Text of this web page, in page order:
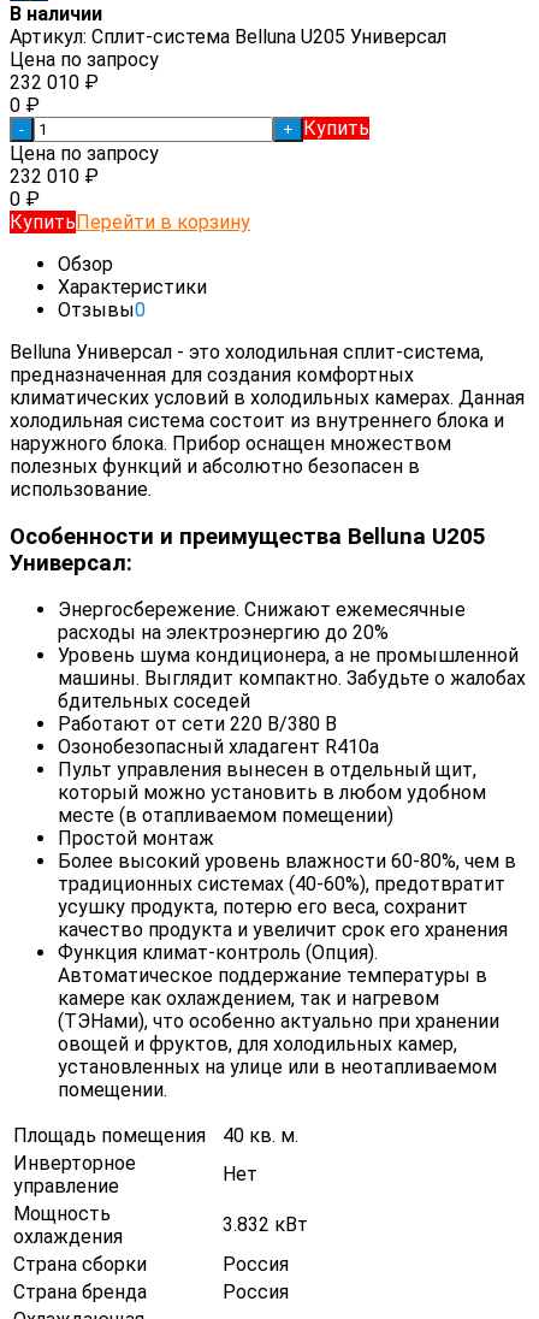
В наличии
Артикул: Сплит-система Belluna U205 Универсал
Цена по запросу
232 010 ₽
0 ₽
- +
Купить
Цена по запросу
232 010 ₽
0 ₽
КупитьПерейти в корзину
Обзор
Характеристики
Отзывы0
Belluna Универсал - это холодильная сплит-система,
предназначенная для создания комфортных
климатических условий в холодильных камерах. Данная
холодильная система состоит из внутреннего блока и
наружного блока. Прибор оснащен множеством
полезных функций и абсолютно безопасен в
использование.
Особенности и преимущества Belluna U205
Универсал:
Энергосбережение. Снижают ежемесячные
расходы на электроэнергию до 20%
Уровень шума кондиционера, а не промышленной
машины. Выглядит компактно. Забудьте о жалобах
бдительных соседей
Работают от сети 220 В/380 В
Озонобезопасный хладагент R410a
Пульт управления вынесен в отдельный щит,
который можно установить в любом удобном
месте (в отапливаемом помещении)
Простой монтаж
Более высокий уровень влажности 60-80%, чем в
традиционных системах (40-60%), предотвратит
усушку продукта, потерю его веса, сохранит
качество продукта и увеличит срок его хранения
Функция климат-контроль (Опция).
Автоматическое поддержание температуры в
камере как охлаждением, так и нагревом
(ТЭНами), что особенно актуально при хранении
овощей и фруктов, для холодильных камер,
установленных на улице или в неотапливаемом
помещении.
Площадь помещения
40 кв. м.
Инверторное
управление
Нет
Мощность
охлаждения
3.832 кВт
Страна сборки
Россия
Страна бренда
Россия